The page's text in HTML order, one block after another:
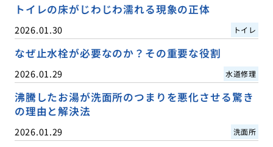
トイレの床がじわじわ濡れる現象の正体
2026.01.30 トイレ
なぜ止水栓が必要なのか？その重要な役割
2026.01.29 水道修理
沸騰したお湯が洗面所のつまりを悪化させる驚き
の理由と解決法
2026.01.29 洗面所